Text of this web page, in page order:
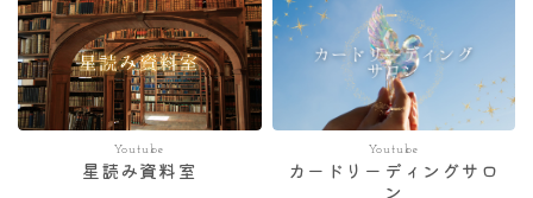
Youtube
星読み資料室
Youtube
カードリーディングサロ